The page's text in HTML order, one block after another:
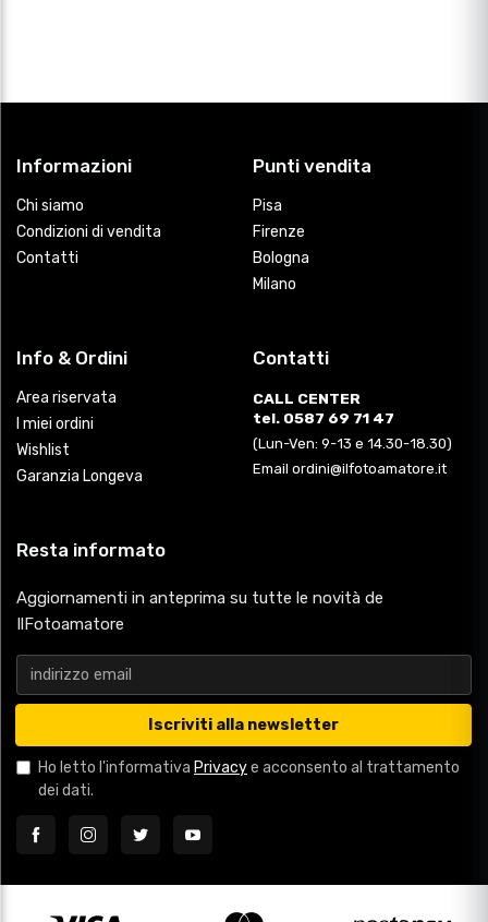
Informazioni
Chi siamo
Condizioni di vendita
Contatti
Punti vendita
Pisa
Firenze
Bologna
Milano
Info & Ordini
Area riservata
I miei ordini
Wishlist
Garanzia Longeva
Contatti
CALL CENTER
tel. 0587 69 71 47
(Lun-Ven: 9-13 e 14.30-18.30)
Email ordini@ilfotoamatore.it
Resta informato
Aggiornamenti in anteprima su tutte le novità de
IlFotoamatore
Iscriviti alla newsletter
Ho letto l'informativa Privacye acconsento al trattamento
dei dati.